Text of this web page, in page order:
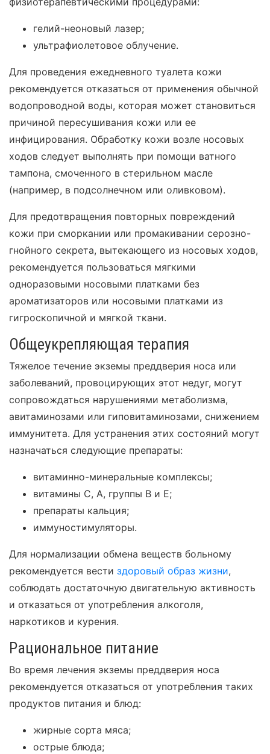
гелий-неоновый лазер;
ультрафиолетовое облучение.
Для проведения ежедневного туалета кожи
рекомендуется отказаться от применения обычной
водопроводной воды, которая может становиться
причиной пересушивания кожи или ее
инфицирования. Обработку кожи возле носовых
ходов следует выполнять при помощи ватного
тампона, смоченного в стерильном масле
(например, в подсолнечном или оливковом).
Для предотвращения повторных повреждений
кожи при сморкании или промакивании серозно-
гнойного секрета, вытекающего из носовых ходов,
рекомендуется пользоваться мягкими
одноразовыми носовыми платками без
ароматизаторов или носовыми платками из
гигроскопичной и мягкой ткани.
Общеукрепляющая терапия
Тяжелое течение экземы преддверия носа или
заболеваний, провоцирующих этот недуг, могут
сопровождаться нарушениями метаболизма,
авитаминозами или гиповитаминозами, снижением
иммунитета. Для устранения этих состояний могут
назначаться следующие препараты:
витаминно-минеральные комплексы;
витамины С, А, группы В и Е;
препараты кальция;
иммуностимуляторы.
Для нормализации обмена веществ больному
рекомендуется вести здоровый образ жизни,
соблюдать достаточную двигательную активность
и отказаться от употребления алкоголя,
наркотиков и курения.
Рациональное питание
Во время лечения экземы преддверия носа
рекомендуется отказаться от употребления таких
продуктов питания и блюд:
жирные сорта мяса;
острые блюда;